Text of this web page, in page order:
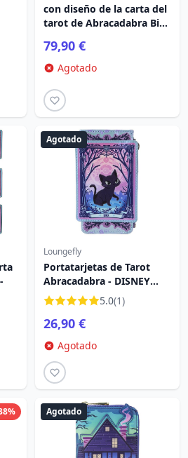
con diseño de la carta del
tarot de Abracadabra Binx
79,90 €
Agotado
Agotado
Loungefly
Portatarjetas de Tarot
Abracadabra - DISNEY
LOUNGEFLY5.0(1)
26,90 €
Agotado
Agotado